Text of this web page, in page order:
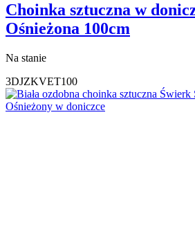
Choinka sztuczna w
Ośnieżona 100cm
Na stanie
3DJZKVET100